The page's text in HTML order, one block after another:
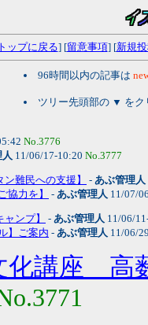
ップに戻る] [留意事項] [新規
96時間以内の記事は
ツリー先頭部の ▼ をク
No.3776
11/06/17-10:20 No.3777
難民への支援】 - あぶ管理人
協力を】
- あぶ管理人 11/07/
ンプ】 - あぶ管理人 11/06/
】ご案内 - あぶ管理人 11/06/
化講座 高